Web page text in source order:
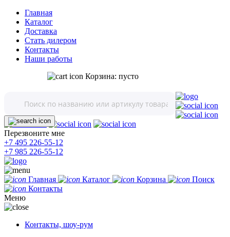
Главная
Каталог
Доставка
Стать дилером
Контакты
Наши работы
Корзина: пусто
Перезвоните мне
+7 495 226-55-12
+7 985 226-55-12
Главная Каталог Корзина
Поиск
Контакты
Меню
Контакты, шоу-рум